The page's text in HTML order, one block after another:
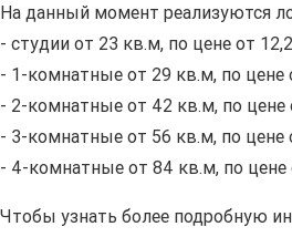
На данный момент реализуются
- студии от 23 кв.м, по цене от
- 1-комнатные от 29 кв.м, по цене
- 2-комнатные от 42 кв.м, по цене
- 3-комнатные от 56 кв.м, по цене
- 4-комнатные от 84 кв.м, по цене
Чтобы узнать более подробную